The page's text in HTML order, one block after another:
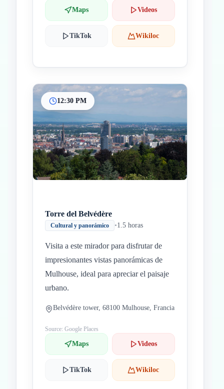
Maps Videos
TikTok Wikiloc
12:30 PM
Torre del Belvédère
Cultural y panorámico •1.5 horas
Visita a este mirador para disfrutar de
impresionantes vistas panorámicas de
Mulhouse, ideal para apreciar el paisaje
urbano.
Belvédère tower, 68100 Mulhouse, Francia
Source: Google Places
Maps Videos
TikTok Wikiloc